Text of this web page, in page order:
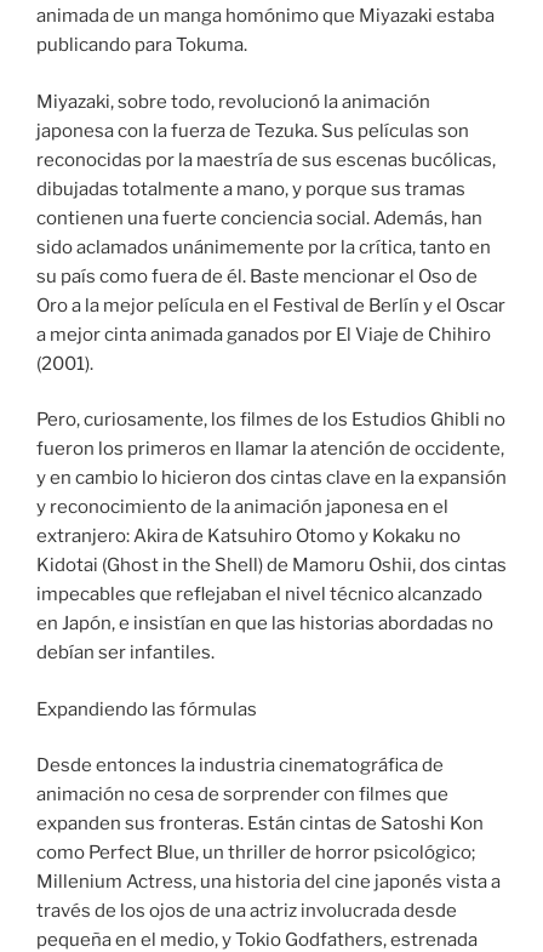
animada de un manga homónimo que Miyazaki estaba
publicando para Tokuma.
Miyazaki, sobre todo, revolucionó la animación
japonesa con la fuerza de Tezuka. Sus películas son
reconocidas por la maestría de sus escenas bucólicas,
dibujadas totalmente a mano, y porque sus tramas
contienen una fuerte conciencia social. Además, han
sido aclamados unánimemente por la crítica, tanto en
su país como fuera de él. Baste mencionar el Oso de
Oro a la mejor película en el Festival de Berlín y el Oscar
a mejor cinta animada ganados por El Viaje de Chihiro
(2001).
Pero, curiosamente, los filmes de los Estudios Ghibli no
fueron los primeros en llamar la atención de occidente,
y en cambio lo hicieron dos cintas clave en la expansión
y reconocimiento de la animación japonesa en el
extranjero: Akira de Katsuhiro Otomo y Kokaku no
Kidotai (Ghost in the Shell) de Mamoru Oshii, dos cintas
impecables que reflejaban el nivel técnico alcanzado
en Japón, e insistían en que las historias abordadas no
debían ser infantiles.
Expandiendo las fórmulas
Desde entonces la industria cinematográfica de
animación no cesa de sorprender con filmes que
expanden sus fronteras. Están cintas de Satoshi Kon
como Perfect Blue, un thriller de horror psicológico;
Millenium Actress, una historia del cine japonés vista a
través de los ojos de una actriz involucrada desde
pequeña en el medio, y Tokio Godfathers, estrenada